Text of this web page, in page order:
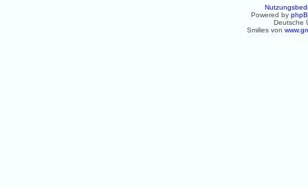
Powered by
Deutsche
Smilies von